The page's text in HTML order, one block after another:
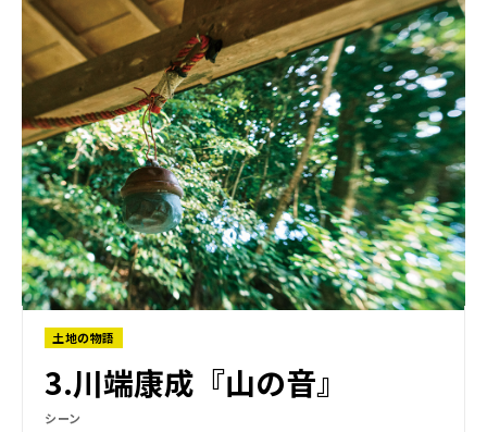
土地の物語
3.川端康成『山の音』
シーン